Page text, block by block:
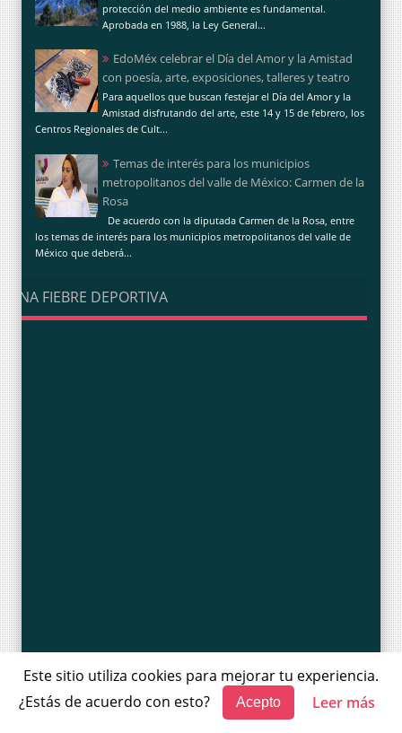
Este sitio utiliza cookies para mejorar tu experiencia.
¿Estás de acuerdo con esto?
Acepto Leer más
protección del medio ambiente es fundamental.
Aprobada en 1988, la Ley General...
EdoMéx celebrar el Día del Amor y la Amistad
con poesía, arte, exposiciones, talleres y teatro
Para aquellos que buscan festejar el Día del Amor y la
Amistad disfrutando del arte, este 14 y 15 de febrero, los
Centros Regionales de Cult...
Temas de interés para los municipios
metropolitanos del valle de México: Carmen de la
Rosa
De acuerdo con la diputada Carmen de la Rosa, entre
los temas de interés para los municipios metropolitanos del valle de
México que deberá...
UNA FIEBRE DEPORTIVA